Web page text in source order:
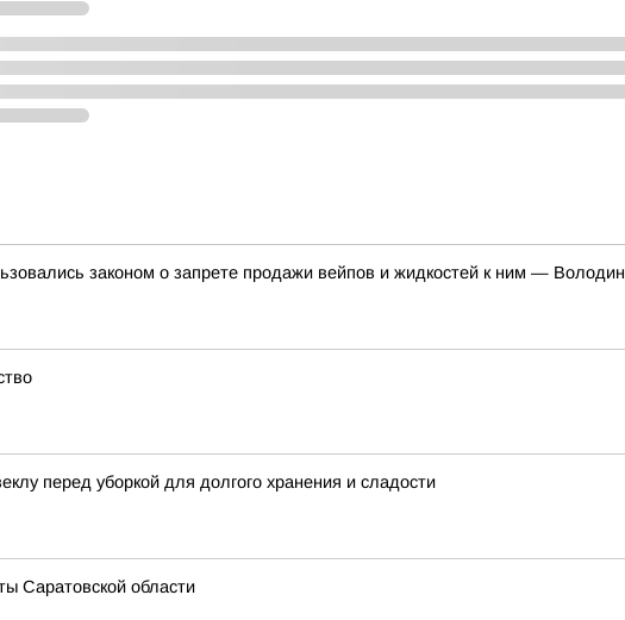
законом о запрете продажи вейпов и жидкостей к ним — Володин
перед уборкой для долгого хранения и сладости
Саратовской области